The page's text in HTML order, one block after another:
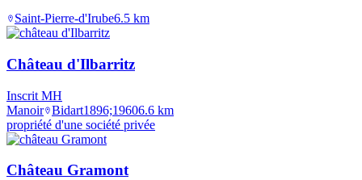
Saint-Pierre-d'Irube6.5 km
Château d'Ilbarritz
Inscrit MH
Manoir Bidart1896;19606.6 km
propriété d'une société privée
Château Gramont